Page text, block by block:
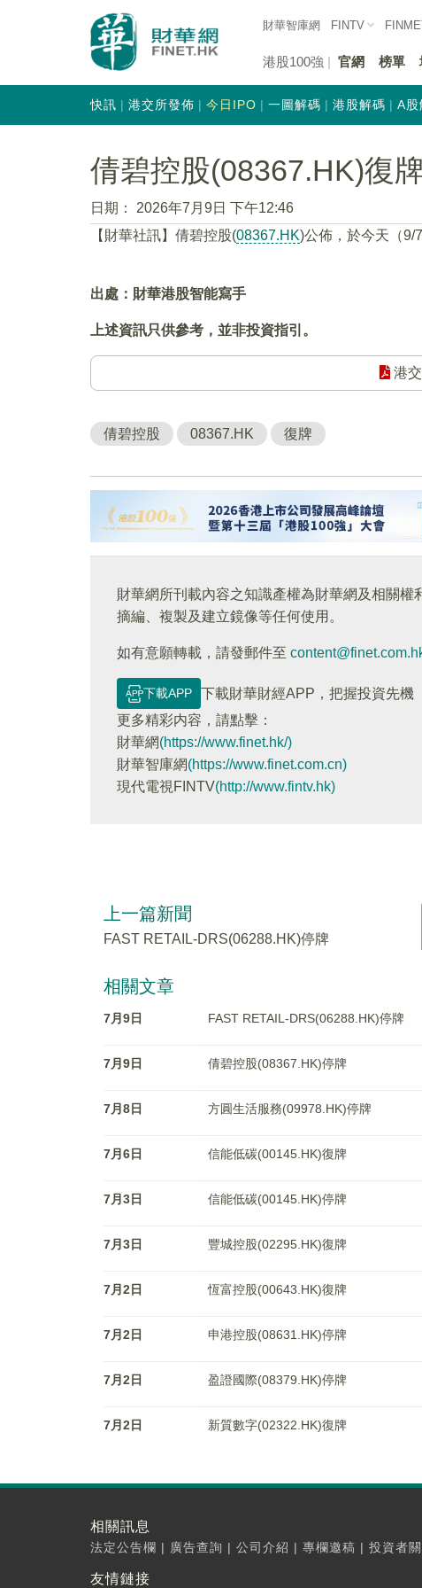
財華智庫網 FINTV
港股100強 官網 榜單
快訊 港交所發佈 今日IPO 一圖解碼 港股解碼 A股
倩碧控股(08367.HK)復
日期：
2026年7月9日 下午12:46
【財華社訊】倩碧控股(08367.HK)公佈，於今天（9/
出處：財華港股智能寫手
上述資訊只供參考，並非投資指引。
港
倩碧控股 08367.HK 復牌
財華網所刊載內容之知識產權為財華網及相關權
摘編、複製及建立鏡像等任何使用。
如有意願轉載，請發郵件至
下載APP
下載財華財經APP，把握投資先機
更多精彩内容，請點擊：
財華網(https://www.finet.hk/)
財華智庫網(https://www.finet.com.cn)
現代電視FINTV(http://www.fintv.hk)
上一篇新聞
FAST RETAIL-DRS(06288.HK)停牌
相關文章
7月9日 FAST RETAIL-DRS(06288.HK)停牌
7月9日 倩碧控股(08367.HK)停牌
7月8日 方圓生活服務(09978.HK)停牌
7月6日 信能低碳(00145.HK)復牌
7月3日 信能低碳(00145.HK)停牌
7月3日 豐城控股(02295.HK)復牌
7月2日 恆富控股(00643.HK)復牌
7月2日 申港控股(08631.HK)停牌
7月2日 盈證國際(08379.HK)停牌
7月2日 新質數字(02322.HK)復牌
相關訊息
法定公告欄 | 廣告查詢 | 公司介紹 | 專欄邀稿 | 投資者
友情鏈接